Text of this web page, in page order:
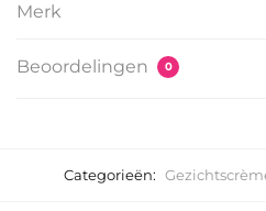
Merk
Beoordelingen 0
Categorieën: